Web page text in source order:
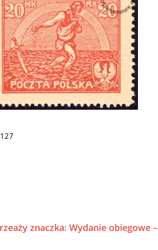
znaczka: Wydanie obiegowe –